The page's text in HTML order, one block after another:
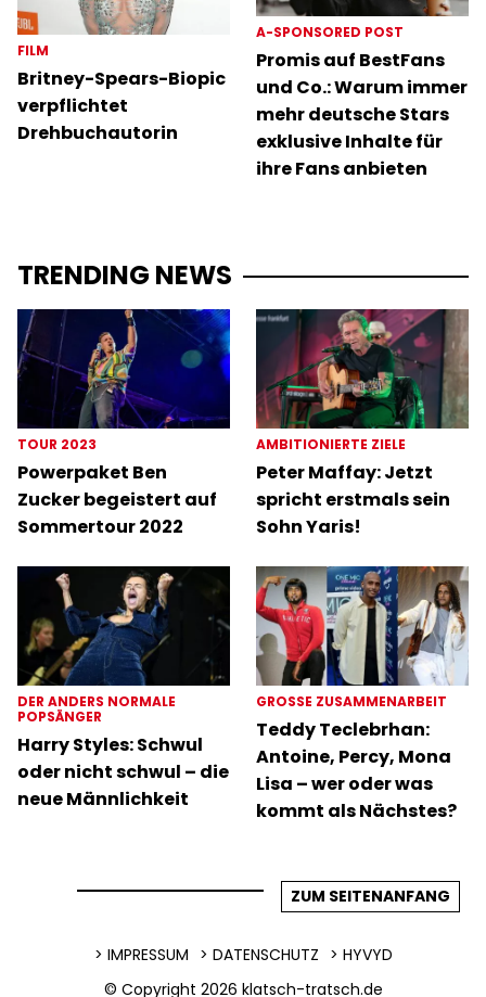
FILM
Britney-Spears-Biopic
verpflichtet
Drehbuchautorin
A-SPONSORED POST
Promis auf BestFans
und Co.: Warum immer
mehr deutsche Stars
exklusive Inhalte für
ihre Fans anbieten
TRENDING NEWS
TOUR 2023
Powerpaket Ben
Zucker begeistert auf
Sommertour 2022
AMBITIONIERTE ZIELE
Peter Maffay: Jetzt
spricht erstmals sein
Sohn Yaris!
DER ANDERS NORMALE
POPSÄNGER
Harry Styles: Schwul
oder nicht schwul – die
neue Männlichkeit
GROSSE ZUSAMMENARBEIT
Teddy Teclebrhan:
Antoine, Percy, Mona
Lisa – wer oder was
kommt als Nächstes?
ZUM SEITENANFANG
IMPRESSUM DATENSCHUTZ
HYVYD
© Copyright 2026 klatsch-tratsch.de